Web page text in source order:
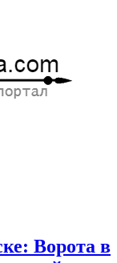
Ворота в